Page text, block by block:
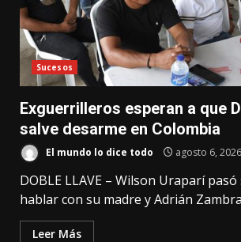
Sucesos
Exguerrilleros esperan a que
salve desarme en Colombia
El mundo lo dice todo agosto 6, 2026
DOBLE LLAVE – Wilson Uraparí
hablar con su madre y Adrián
Leer Más